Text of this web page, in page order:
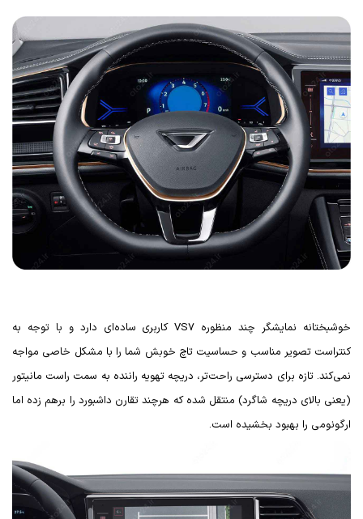
خوشبختانه نمایشگر چند منظوره VS7کاربری ساده‌ای دارد و با توجه به
کنتراست تصویر مناسب و حساسیت تاچ خوبش شما را با مشکل خاصی مواجه
نمی‌کند. تازه برای دسترسی راحت‌تر، دریچه تهویه راننده به سمت راست مانیتور
(یعنی بالای دریچه شاگرد) منتقل شده که هرچند تقارن داشبورد را برهم زده اما
ارگونومی را بهبود بخشیده است.